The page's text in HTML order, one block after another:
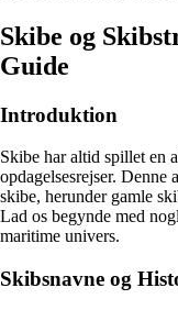
Skibe og
Guide
Introduktion
Skibe har altid spillet en
opdagelsesrejser.
skibe, herunder gamle
Lad os begynde med
maritime univers.
Skibsnavne og